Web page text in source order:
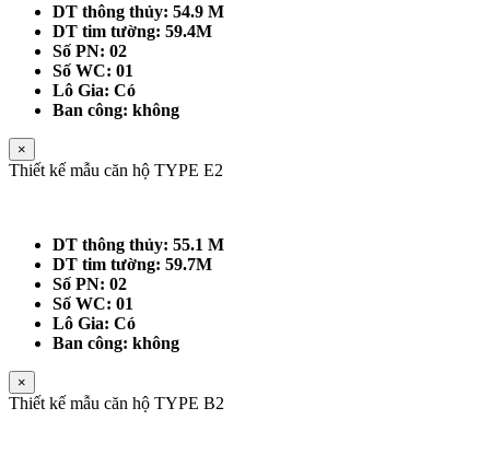
DT thông thủy: 54.9 M
DT tim tường: 59.4M
Số PN: 02
Số WC: 01
Lô Gia: Có
Ban công: không
×
Thiết kế mẫu căn hộ TYPE E2
DT thông thủy: 55.1 M
DT tim tường: 59.7M
Số PN: 02
Số WC: 01
Lô Gia: Có
Ban công: không
×
Thiết kế mẫu căn hộ TYPE B2